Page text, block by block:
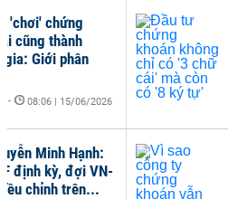
'chơi' chứng
cũng thành
gia: Giới phân
- 08:06 | 15/06/2026
Minh Hạnh:
định kỳ, đợi VN-
chỉnh trên...